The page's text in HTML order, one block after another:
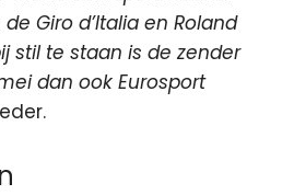
Giro d’Italia en Roland
stil te staan is de zender
dan ook Eurosport